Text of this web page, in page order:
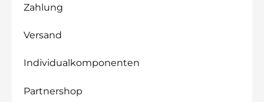
Zahlung
Versand
Individualkomponenten
Partnershop